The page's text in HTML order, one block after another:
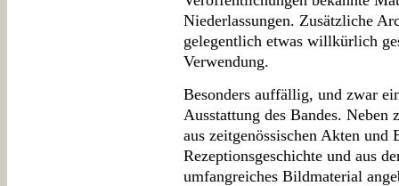
Niederlassungen. Zusätzliche
gelegentlich etwas willkürlich
Verwendung.
Besonders auffällig, und zwar
Ausstattung des Bandes. Neben
aus zeitgenössischen Akten und
Rezeptionsgeschichte und aus
umfangreiches Bildmaterial